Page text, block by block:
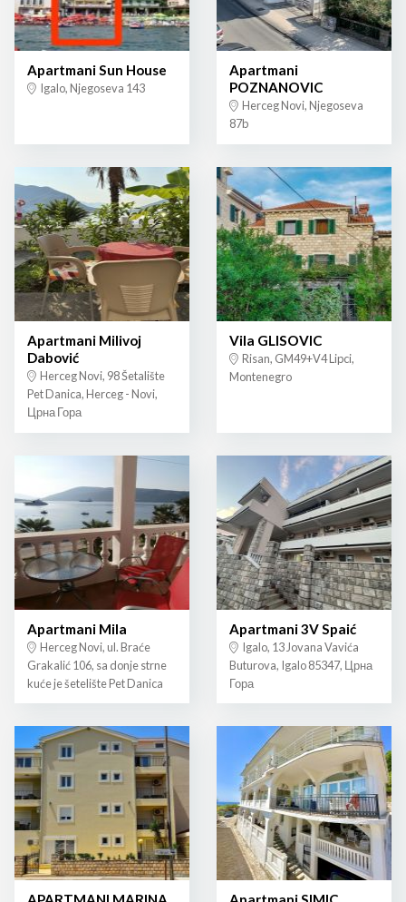
Apartmani Sun House
Igalo, Njegoseva 143
Apartmani
POZNANOVIC
Herceg Novi, Njegoseva
87b
Apartmani Milivoj
Dabović
Herceg Novi, 98 Šetalište
Pet Danica, Herceg - Novi,
Црна Гора
Vila GLISOVIC
Risan, GM49+V4 Lipci,
Montenegro
Apartmani Mila
Herceg Novi, ul. Braće
Grakalić 106, sa donje strne
kuće je šetelište Pet Danica
Apartmani 3V Spaić
Igalo, 13 Jovana Vavića
Buturova, Igalo 85347, Црна
Гора